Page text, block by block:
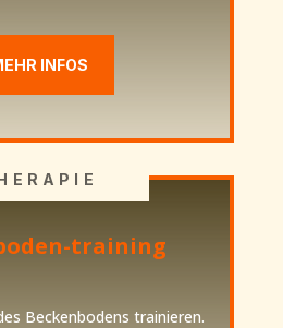
INFOS
training
Beckenbodens trainieren.